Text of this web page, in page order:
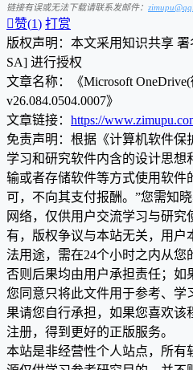
链接有误或无法下载请联系发邮件：
赞(1) 打赏
版权声明：本文采用知识共享
SA] 进行授权
文章名称：《Microsoft
v26.084.0504.0007》
文章链接： https://
免责声明：根据《计算机软件保
学习和研究软件内含的设计思
输或者存储软件等方式使用软件
可，不向其支付报酬。”您需知
网络，仅供用户交流学习与研
有，版权争议与本站无关，用户
法用途，需在24个小时之内从您
否则后果均由用户承担责任；如
您同意只将此文件用于参考、学
果请您自行承担，如果您喜欢该
注册，得到更好的正版服务。
本站是非经营性个人站点，所有